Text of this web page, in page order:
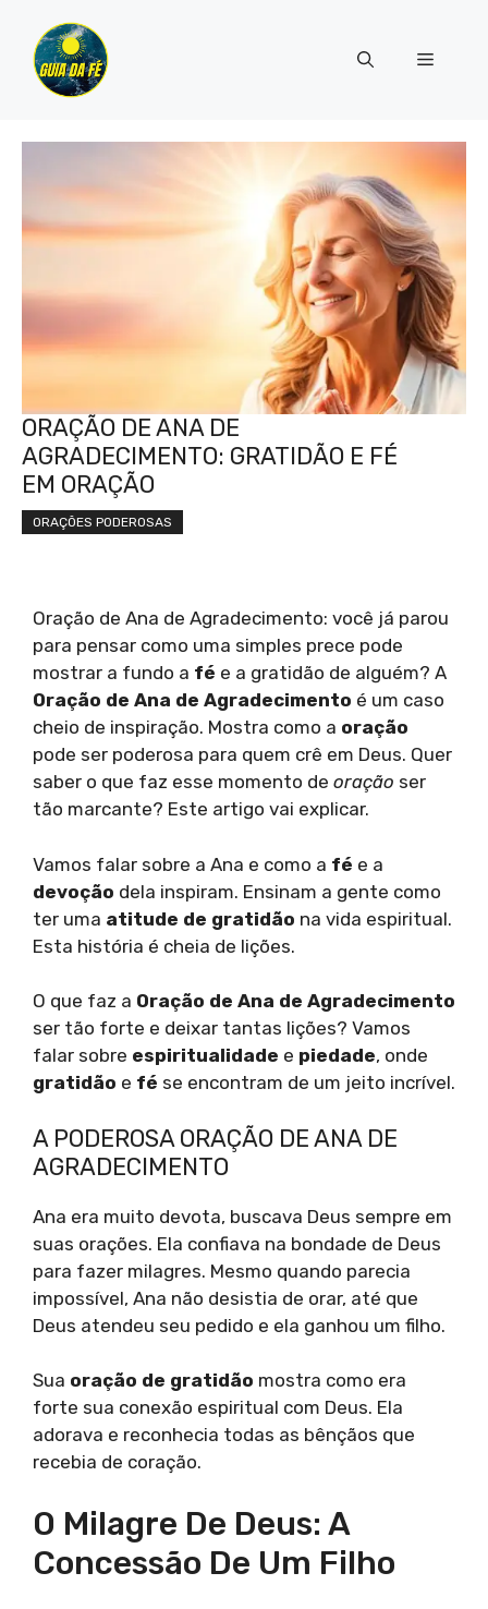
para
conteúdo
Menu
ORAÇÃO DE ANA DE
AGRADECIMENTO: GRATIDÃO E FÉ
EM ORAÇÃO
ORAÇÕES PODEROSAS
Oração de Ana de Agradecimento: você já parou
para pensar como uma simples prece pode
mostrar a fundo a fé e a gratidão de alguém? A
Oração de Ana de Agradecimento é um caso
cheio de inspiração. Mostra como a oração
pode ser poderosa para quem crê em Deus. Quer
saber o que faz esse momento de oração ser
tão marcante? Este artigo vai explicar.
Vamos falar sobre a Ana e como a fé e a
devoção dela inspiram. Ensinam a gente como
ter uma atitude de gratidão na vida espiritual.
Esta história é cheia de lições.
O que faz a Oração de Ana de Agradecimento
ser tão forte e deixar tantas lições? Vamos
falar sobre espiritualidade e piedade, onde
gratidão e fé se encontram de um jeito incrível.
A PODEROSA ORAÇÃO DE ANA DE
AGRADECIMENTO
Ana era muito devota, buscava Deus sempre em
suas orações. Ela confiava na bondade de Deus
para fazer milagres. Mesmo quando parecia
impossível, Ana não desistia de orar, até que
Deus atendeu seu pedido e ela ganhou um filho.
Sua oração de gratidão mostra como era
forte sua conexão espiritual com Deus. Ela
adorava e reconhecia todas as bênçãos que
recebia de coração.
O Milagre De Deus: A
Concessão De Um Filho